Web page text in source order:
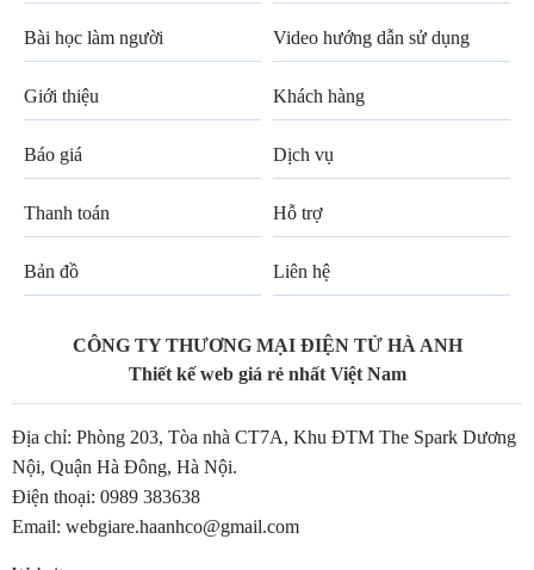
Bài học làm người Video hướng dẫn sử dụng
Giới thiệu Khách hàng
Báo giá Dịch vụ
Thanh toán Hỗ trợ
Bản đồ Liên hệ
CÔNG TY THƯƠNG MẠI ĐIỆN TỬ HÀ ANH
Thiết kế web giá rẻ nhất Việt Nam
Địa chỉ: Phòng 203, Tòa nhà CT7A, Khu ĐTM The Spark Dương
Nội, Quận Hà Đông, Hà Nội.
Điện thoại: 0989 383638
Email: webgiare.haanhco@gmail.com